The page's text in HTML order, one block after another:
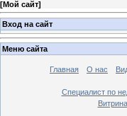
[Мой сайт]
Вход на сайт
Меню сайта
Главная О нас
Специалист по